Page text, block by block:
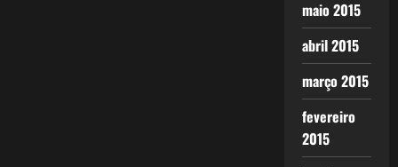
maio 2015
abril 2015
março 2015
fevereiro
2015